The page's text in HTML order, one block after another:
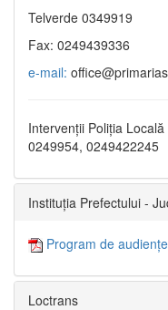
Telverde 0349919
Fax: 0249439336
e-mail:
Intervenții Poliția Locală
0249954, 0249422245
Instituția Prefectului -
Program de audiențe
Loctrans